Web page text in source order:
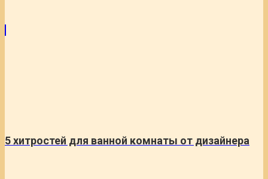
5 хитростей для ванной комнаты от дизайнера